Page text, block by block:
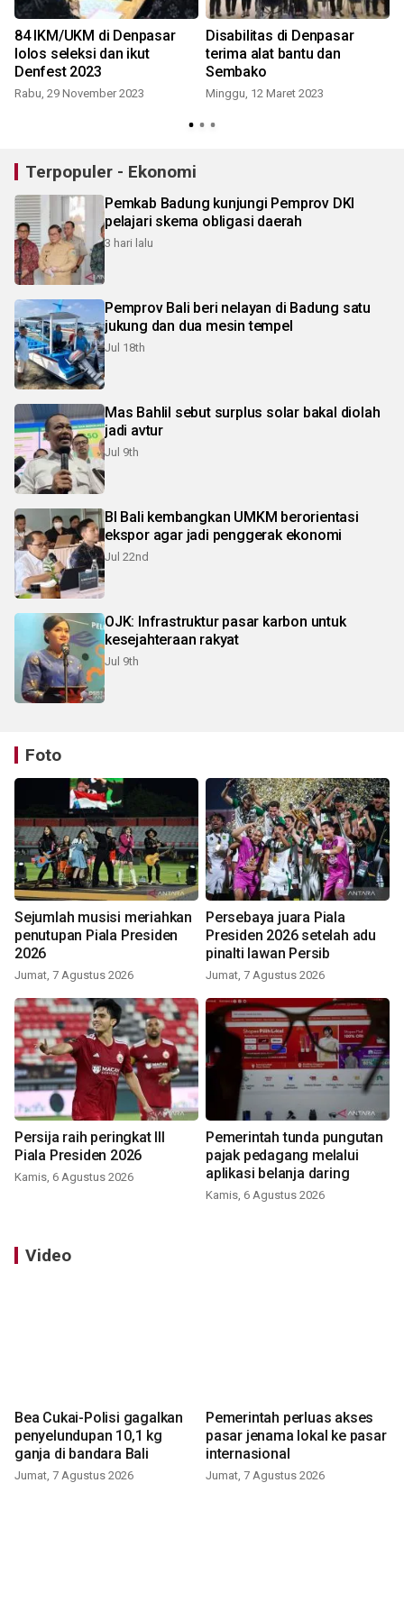
84 IKM/UKM di Denpasar
lolos seleksi dan ikut
Denfest 2023
Rabu, 29 November 2023
Disabilitas di Denpasar
terima alat bantu dan
Sembako
Minggu, 12 Maret 2023
Terpopuler - Ekonomi
Pemkab Badung kunjungi Pemprov DKI
pelajari skema obligasi daerah
3 hari lalu
Pemprov Bali beri nelayan di Badung satu
jukung dan dua mesin tempel
Jul 18th
Mas Bahlil sebut surplus solar bakal diolah
jadi avtur
Jul 9th
BI Bali kembangkan UMKM berorientasi
ekspor agar jadi penggerak ekonomi
Jul 22nd
OJK: Infrastruktur pasar karbon untuk
kesejahteraan rakyat
Jul 9th
Foto
Sejumlah musisi meriahkan
penutupan Piala Presiden
2026
Jumat, 7 Agustus 2026
Persebaya juara Piala
Presiden 2026 setelah adu
pinalti lawan Persib
Jumat, 7 Agustus 2026
Persija raih peringkat III
Piala Presiden 2026
Kamis, 6 Agustus 2026
Pemerintah tunda pungutan
pajak pedagang melalui
aplikasi belanja daring
Kamis, 6 Agustus 2026
Video
Bea Cukai-Polisi gagalkan
penyelundupan 10,1 kg
ganja di bandara Bali
Jumat, 7 Agustus 2026
Pemerintah perluas akses
pasar jenama lokal ke pasar
internasional
Jumat, 7 Agustus 2026